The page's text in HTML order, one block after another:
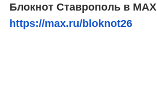
Блокнот Ставрополь в MAX
https://max.ru/bloknot26